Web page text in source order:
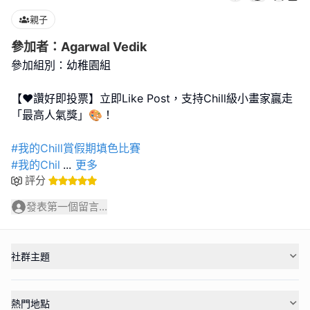
親子
參加者：Agarwal Vedik
參加組別：幼稚園組
【❤️讚好即投票】立即Like Post，支持Chill級小畫家贏走
「最高人氣獎」🎨！
#我的Chill賞假期填色比賽
#我的Chil ... 更多
評分
發表第一個留言...
社群主題
熱門地點